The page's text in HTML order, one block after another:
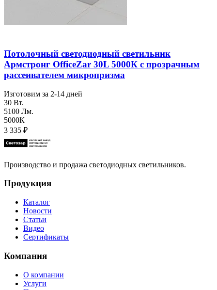
Потолочный светодиодный светильник
Армстронг OfficeZar 30L 5000К с прозрачным
рассеивателем микропризма
Изготовим за 2-14 дней
30 Вт.
5100 Лм.
5000К
3 335 ₽
Производство и продажа светодиодных светильников.
Продукция
Каталог
Новости
Статьи
Видео
Сертификаты
Компания
О компании
Услуги